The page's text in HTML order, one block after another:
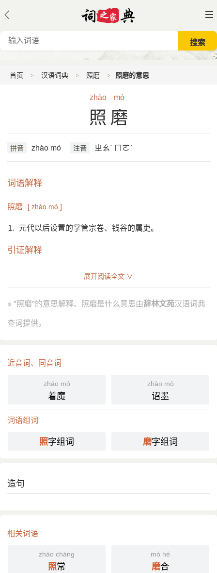
首页 汉语词典 照磨 照磨的意思
zhào mó
照磨
拼音 zhào mó 注音 ㄓㄠˋ ㄇㄛˊ
词语解释
照磨 [ zhào mó ]
⒈ 元代以后设置的掌管宗卷、钱谷的属吏。
引证解释
⒈ 元 代以后设置的掌管宗卷、钱穀的属吏。
《元史·百官志一》：“照磨一员正八品，掌磨勘左右
明 陶宗仪 《辍耕录·为将嗜杀》：“时 王元吉 为本府
照磨， 元吉 能备言其详，且有抄録公文。”
赵树理 《老定额》：“我十来岁上就常替我妈照磨，
还没有磨过个杂面。”
分字解释
mó mò
展开阅读全文 ∨
※ "照磨"的意思解释、照磨是什么意思由辞林文苑汉语词典
查词提供。
近音词、同音词
zháo mó
着魔
zhào mò
诏墨
词语组词
照字组词 磨字组词
造句
相关词语
zhào cháng
照常
mó hé
磨合